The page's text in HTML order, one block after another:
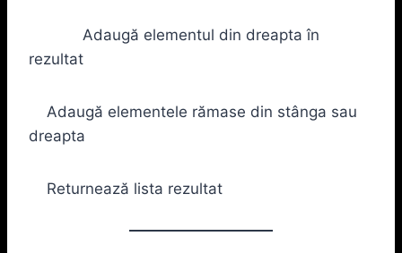
Adaugă elementul din dreapta în
rezultat
Adaugă elementele rămase din stânga sau
dreapta
Returnează lista rezultat